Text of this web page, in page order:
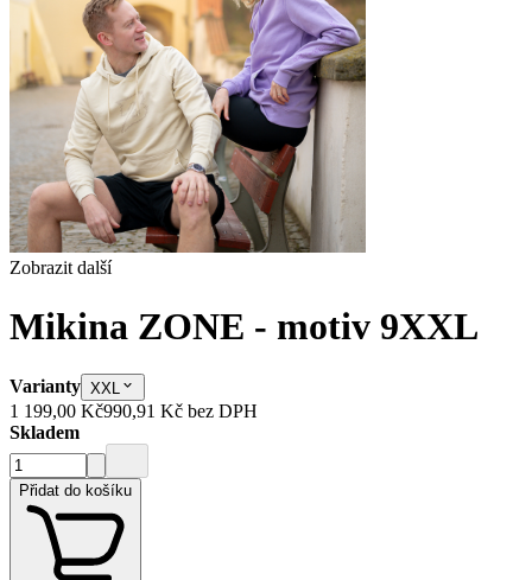
Zobrazit další
Mikina ZONE - motiv 9XXL
Varianty XXL
1 199,00 Kč990,91 Kč bez DPH
Skladem
Přidat do košíku